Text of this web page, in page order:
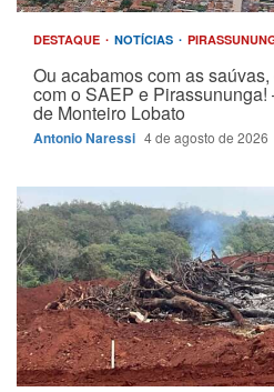
DESTAQUE NOTÍCIAS
Ou acabamos com as
com o SAEP e
de Monteiro Lobato
Antonio Naressi 4 de agosto de 2026